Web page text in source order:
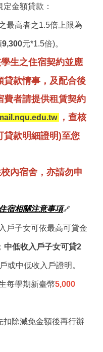
金額貸款：
最高者之1.5倍上限為
9,300元*1.5倍)。
生之住宿契約並應
貸款情事，及配合後
費者請提供租賃契約
，查核
貸款明細證明)至您
內宿舍，亦請勿申
宿相關注意事項🔗
戶子女可依最高可貸金
； 中低收入戶子女可貸2
或中低收入戶證明。
每學期新臺幣5,000
扣除減免金額後再行辦